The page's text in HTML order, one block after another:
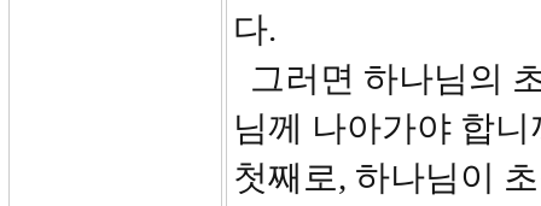
다.
그러면 하나님의
님께 나아가야 합
첫째로, 하나님이